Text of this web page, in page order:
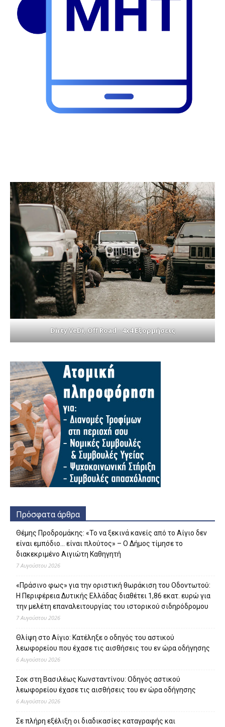
Dirty VeDi, Off Road - 4x4 Εξορμήσεις
Πρόσφατα άρθρα
Θέμης Προδρομάκης: «Το να ξεκινά κανείς από το Αίγιο δεν
είναι εμπόδιο… είναι πλούτος» – O Δήμος τίμησε το
διακεκριμένο Αιγιώτη Καθηγητή
7 Αυγούστου 2026
«Πράσινο φως» για την οριστική θωράκιση του Οδοντωτού:
Η Περιφέρεια Δυτικής Ελλάδας διαθέτει 1,86 εκατ. ευρώ για
την μελέτη επαναλειτουργίας του ιστορικού σιδηρόδρομου
7 Αυγούστου 2026
Θλίψη στο Αίγιο: Κατέληξε ο οδηγός του αστικού
λεωφορείου που έχασε τις αισθήσεις του εν ώρα οδήγησης
6 Αυγούστου 2026
Σοκ στη Βασιλέως Κωνσταντίνου: Οδηγός αστικού
λεωφορείου έχασε τις αισθήσεις του εν ώρα οδήγησης
6 Αυγούστου 2026
Σε πλήρη εξέλιξη οι διαδικασίες καταγραφής και